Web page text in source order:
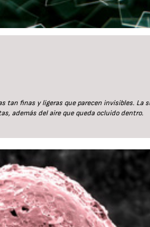
finas y ligeras que parecen invisibles. La
además del aire que queda ocluido dentro.